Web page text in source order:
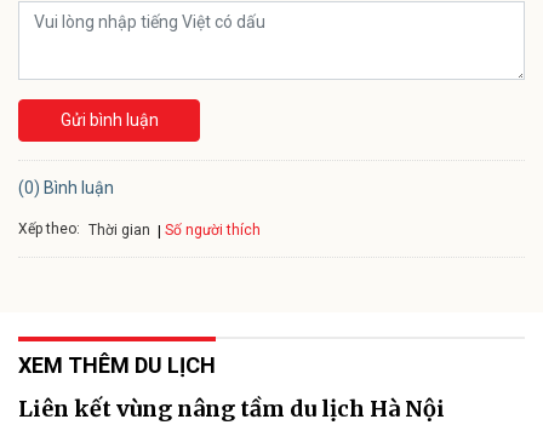
Gửi bình luận
(0) Bình luận
Xếp theo: Thời gian Số người thích
XEM THÊM DU LỊCH
Liên kết vùng nâng tầm du lịch Hà Nội